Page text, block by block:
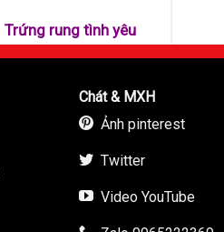
Trứng rung tình yêu
Chát & MXH
Ảnh pinterest
Twitter
Video YouTube